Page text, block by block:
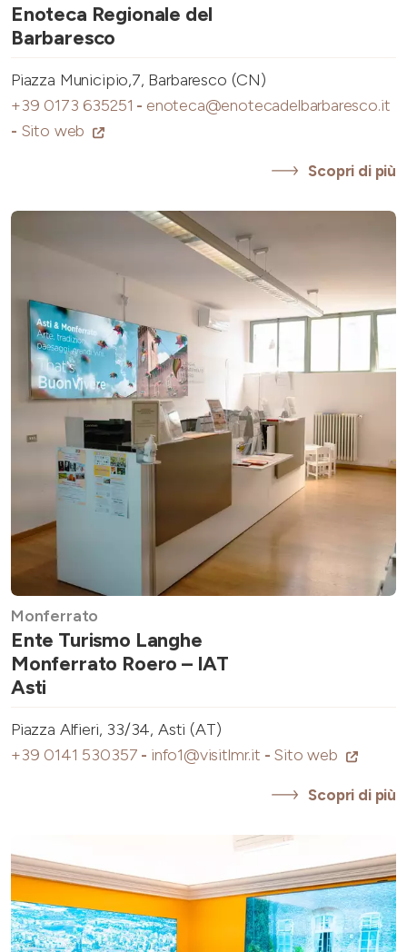
Enoteca Regionale del
Barbaresco
Piazza Municipio,7, Barbaresco (CN)
+39 0173 635251 - enoteca@enotecadelbarbaresco.it
- Sito web
Scopri di più
Monferrato
Ente Turismo Langhe
Monferrato Roero – IAT
Asti
Piazza Alfieri, 33/34, Asti (AT)
+39 0141 530357 - info1@visitlmr.it - Sito web
Scopri di più